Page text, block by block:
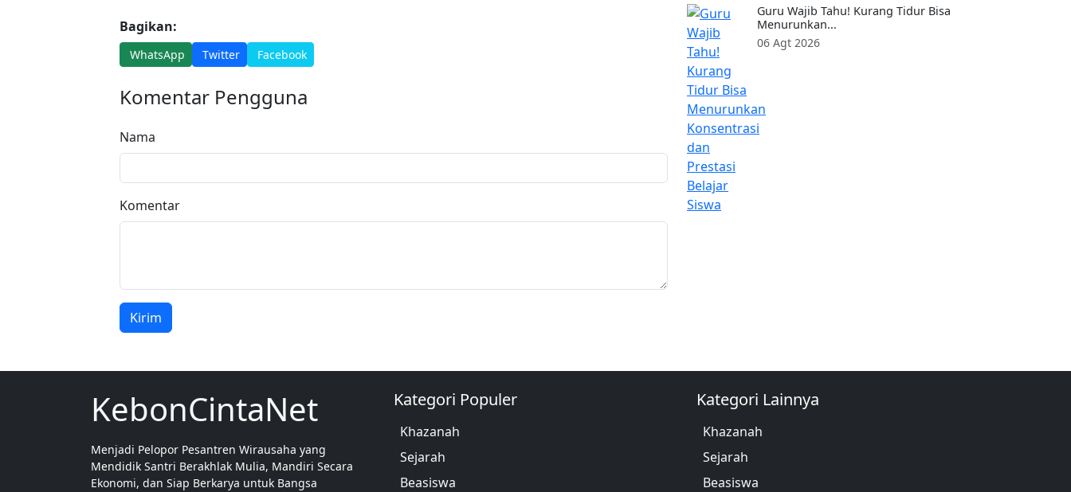
Bagikan:
WhatsApp Twitter Facebook
Komentar Pengguna
Nama
Komentar
Kirim
Guru Wajib Tahu! Kurang Tidur Bisa
Menurunkan...
06 Agt 2026
KebonCintaNet
Menjadi Pelopor Pesantren Wirausaha yang
Mendidik Santri Berakhlak Mulia, Mandiri Secara
Ekonomi, dan Siap Berkarya untuk Bangsa
Kategori Populer
Khazanah
Sejarah
Beasiswa
Kategori Lainnya
Khazanah
Sejarah
Beasiswa